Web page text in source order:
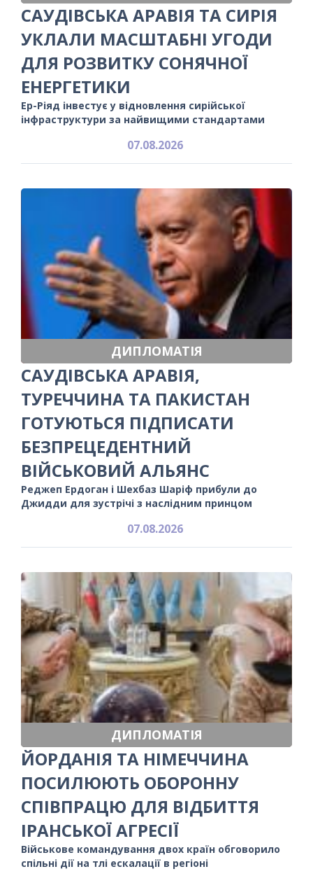
САУДІВСЬКА АРАВІЯ ТА СИРІЯ
УКЛАЛИ МАСШТАБНІ УГОДИ
ДЛЯ РОЗВИТКУ СОНЯЧНОЇ
ЕНЕРГЕТИКИ
Ер-Ріяд інвестує у відновлення сирійської
інфраструктури за найвищими стандартами
07.08.2026
ДИПЛОМАТІЯ
САУДІВСЬКА АРАВІЯ,
ТУРЕЧЧИНА ТА ПАКИСТАН
ГОТУЮТЬСЯ ПІДПИСАТИ
БЕЗПРЕЦЕДЕНТНИЙ
ВІЙСЬКОВИЙ АЛЬЯНС
Реджеп Ердоган і Шехбаз Шаріф прибули до
Джидди для зустрічі з наслідним принцом
07.08.2026
ДИПЛОМАТІЯ
ЙОРДАНІЯ ТА НІМЕЧЧИНА
ПОСИЛЮЮТЬ ОБОРОННУ
СПІВПРАЦЮ ДЛЯ ВІДБИТТЯ
ІРАНСЬКОЇ АГРЕСІЇ
Військове командування двох країн обговорило
спільні дії на тлі ескалації в регіоні